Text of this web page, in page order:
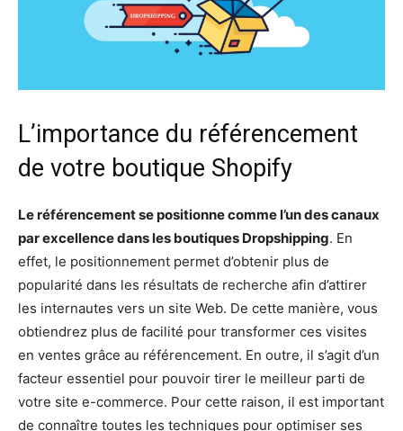
L’importance du référencement
de votre boutique Shopify
Le référencement se positionne comme l’un des canaux
par excellence dans les boutiques Dropshipping. En
effet, le positionnement permet d’obtenir plus de
popularité dans les résultats de recherche afin d’attirer
les internautes vers un site Web. De cette manière, vous
obtiendrez plus de facilité pour transformer ces visites
en ventes grâce au référencement. En outre, il s’agit d’un
facteur essentiel pour pouvoir tirer le meilleur parti de
votre site e-commerce. Pour cette raison, il est important
de connaître toutes les techniques pour optimiser ses